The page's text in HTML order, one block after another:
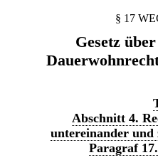
§ 17
Gesetz
Abschnitt 4.
untereinander und
Paragraf